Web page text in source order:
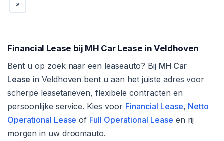
»
Financial Lease bij MH Car Lease in Veldhoven
Bent u op zoek naar een leaseauto? Bij MH Car
Lease in Veldhoven bent u aan het juiste adres voor
scherpe leasetarieven, flexibele contracten en
persoonlijke service. Kies voor Financial Lease, Netto
Operational Lease of Full Operational Lease en rij
morgen in uw droomauto.